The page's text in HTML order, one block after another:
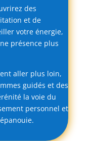
des
et de
votre énergie,
présence plus
aller plus loin,
guidés et des
la voie du
personnel et
épanouie.